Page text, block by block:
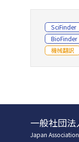
SciFinder
BioFinder
機械翻訳
一般社団
Japan